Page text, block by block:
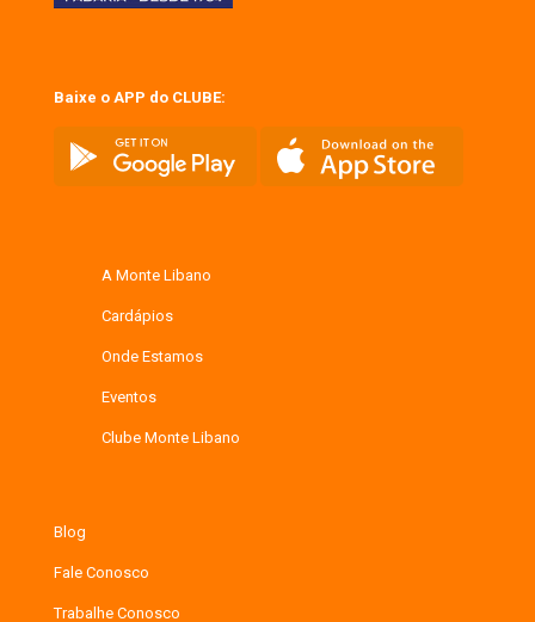
Baixe o APP do CLUBE:
A Monte Libano
Cardápios
Onde Estamos
Eventos
Clube Monte Libano
Blog
Fale Conosco
Trabalhe Conosco